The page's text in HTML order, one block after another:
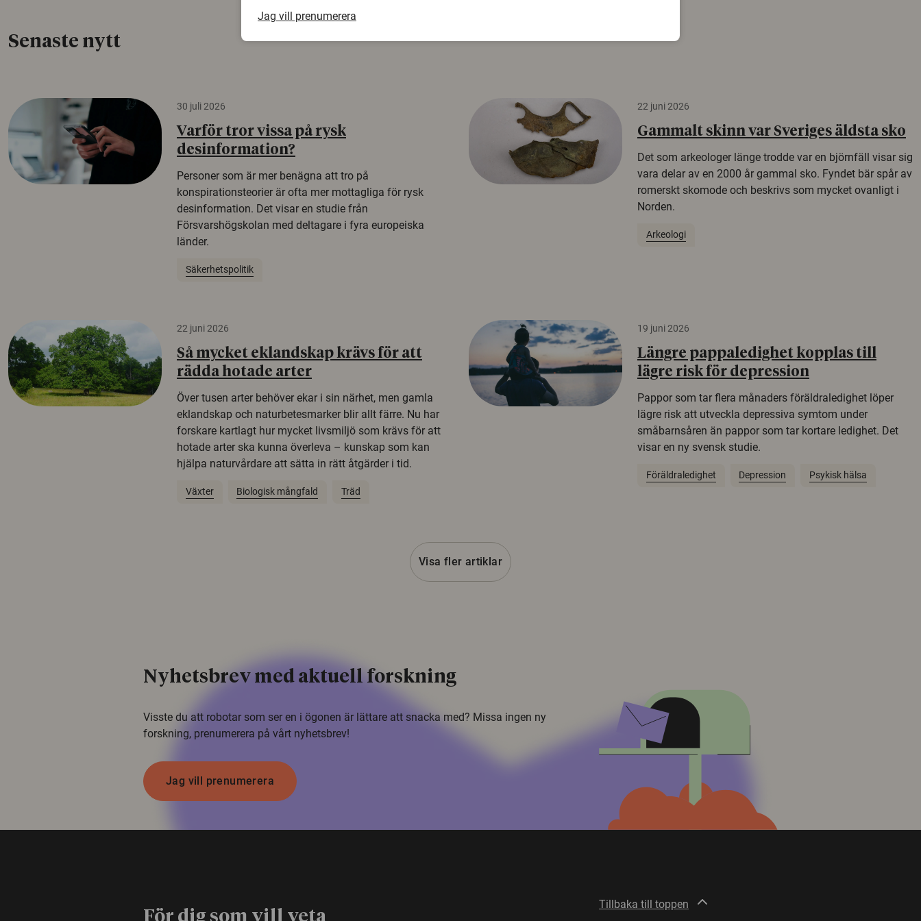
Senaste nytt
30 juli 2026
Varför tror vissa på rysk
desinformation?
Personer som är mer benägna att tro på
konspirationsteorier är ofta mer mottagliga för rysk
desinformation. Det visar en studie från
Försvarshögskolan med deltagare i fyra europeiska
länder.
Säkerhetspolitik
22 juni 2026
Gammalt skinn var Sveriges äldsta sko
Det som arkeologer länge trodde var en björnfäll visar sig
vara delar av en 2000 år gammal sko. Fyndet bär spår av
romerskt skomode och beskrivs som mycket ovanligt i
Norden.
Arkeologi
22 juni 2026
Så mycket eklandskap krävs för att
rädda hotade arter
Över tusen arter behöver ekar i sin närhet, men gamla
eklandskap och naturbetesmarker blir allt färre. Nu har
forskare kartlagt hur mycket livsmiljö som krävs för att
hotade arter ska kunna överleva – kunskap som kan
hjälpa naturvårdare att sätta in rätt åtgärder i tid.
Växter Biologisk mångfald Träd
19 juni 2026
Längre pappaledighet kopplas till
lägre risk för depression
Pappor som tar flera månaders föräldraledighet löper
lägre risk att utveckla depressiva symtom under
småbarnsåren än pappor som tar kortare ledighet. Det
visar en ny svensk studie.
Föräldraledighet Depression Psykisk hälsa
Visa fler artiklar
Nyhetsbrev med aktuell forskning
Visste du att robotar som ser en i ögonen är lättare att snacka med? Missa ingen ny
forskning, prenumerera på vårt nyhetsbrev!
Jag vill prenumerera
För dig som vill veta
Tillbaka till toppen
Jag vill prenumerera